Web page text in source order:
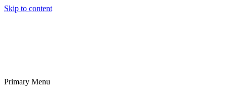
Skip to content
Primary Menu